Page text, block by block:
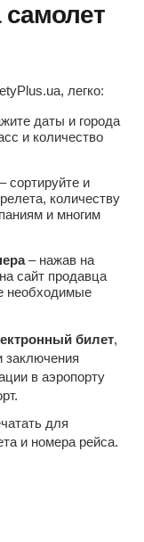
легко:
даты и города
и количество
– сортируйте и
количеству
и многим
– нажав на
сайт продавца
необходимые
билет,
заключения
в аэропорту
для
и номера рейса.